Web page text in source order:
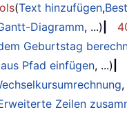
(Text hinzufügen,
Diagramm, ...)
Geburtstag
Pfad einfügen, ...)
Zeilen